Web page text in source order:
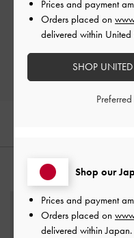
Let us
レ
おす
Shop our
Prices and payment
Orders placed on
delivered within Japan.
Prices and payment
Orders placed on
delivered within
SHOP